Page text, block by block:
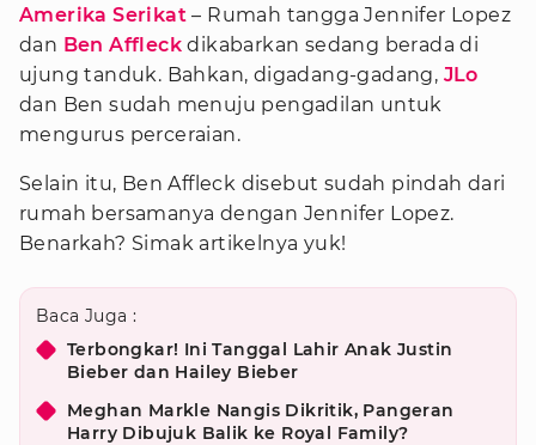
Amerika Serikat – Rumah tangga Jennifer Lopez
dan Ben Affleck dikabarkan sedang berada di
ujung tanduk. Bahkan, digadang-gadang, JLo
dan Ben sudah menuju pengadilan untuk
mengurus perceraian.
Selain itu, Ben Affleck disebut sudah pindah dari
rumah bersamanya dengan Jennifer Lopez.
Benarkah? Simak artikelnya yuk!
Baca Juga :
Terbongkar! Ini Tanggal Lahir Anak Justin
Bieber dan Hailey Bieber
Meghan Markle Nangis Dikritik, Pangeran
Harry Dibujuk Balik ke Royal Family?